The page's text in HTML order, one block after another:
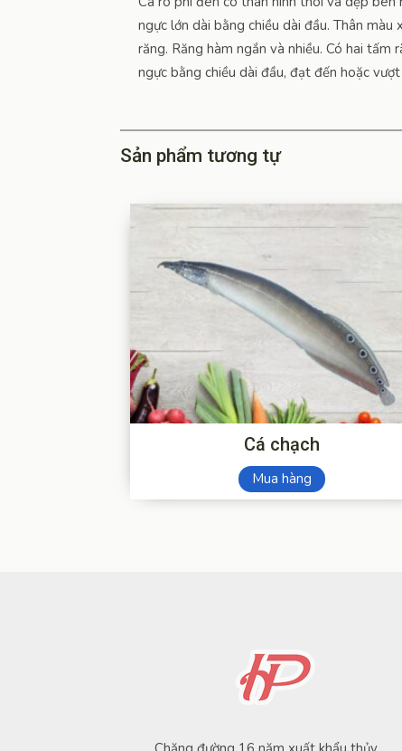
ngực lớn dài bằng chiều dài đầu. Thân
răng. Răng hàm ngắn và nhiều. Có hai
ngực bằng chiều dài đầu, đạt đến hoặc
Sản phẩm tương tự
Cá chạch
Mua hàng